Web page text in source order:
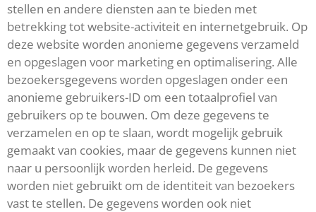
stellen en andere diensten aan te bieden met
betrekking tot website-activiteit en internetgebruik. Op
deze website worden anonieme gegevens verzameld
en opgeslagen voor marketing en optimalisering. Alle
bezoekersgegevens worden opgeslagen onder een
anonieme gebruikers-ID om een totaalprofiel van
gebruikers op te bouwen. Om deze gegevens te
verzamelen en op te slaan, wordt mogelijk gebruik
gemaakt van cookies, maar de gegevens kunnen niet
naar u persoonlijk worden herleid. De gegevens
worden niet gebruikt om de identiteit van bezoekers
vast te stellen. De gegevens worden ook niet